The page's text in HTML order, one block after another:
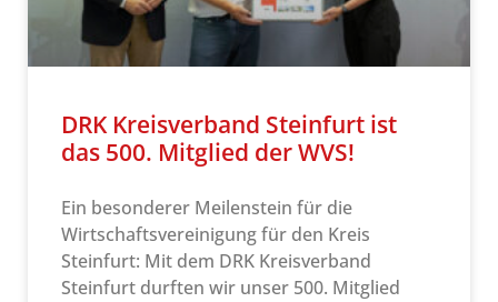
DRK Kreisverband Steinfurt ist
das 500. Mitglied der WVS!
Ein besonderer Meilenstein für die
Wirtschaftsvereinigung für den Kreis
Steinfurt: Mit dem DRK Kreisverband
Steinfurt durften wir unser 500. Mitglied